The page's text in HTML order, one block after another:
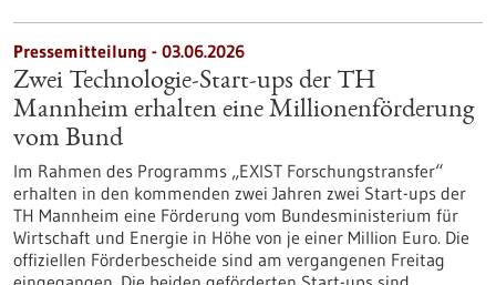
Pressemitteilung - 03.06.2026
Zwei Technologie-Start-ups der TH
Mannheim erhalten eine Millionenförderung
vom Bund
Im Rahmen des Programms „EXIST Forschungstransfer“
erhalten in den kommenden zwei Jahren zwei Start-ups der
TH Mannheim eine Förderung vom Bundesministerium für
Wirtschaft und Energie in Höhe von je einer Million Euro. Die
offiziellen Förderbescheide sind am vergangenen Freitag